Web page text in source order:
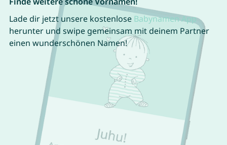
Lade dir jetzt unsere kostenlose Babynamen App
herunter und swipe gemeinsam mit deinem Partner
einen wunderschönen Namen!